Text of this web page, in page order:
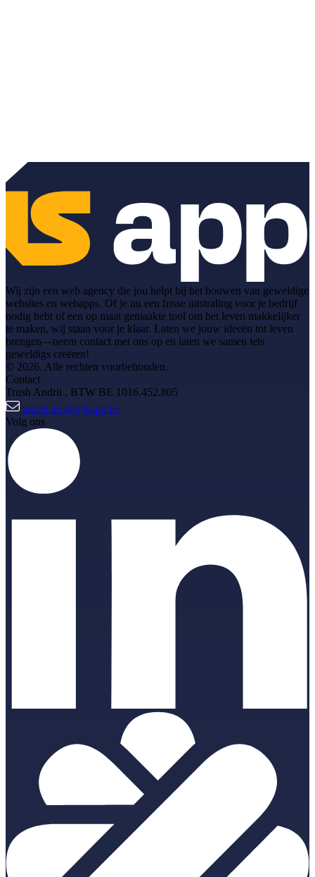
Wij zijn een web agency die jou helpt bij het bouwen van geweldige
websites en webapps. Of je nu een frisse uitstraling voor je bedrijf
nodig hebt of een op maat gemaakte tool om het leven makkelijker
te maken, wij staan voor je klaar. Laten we jouw ideeën tot leven
brengen—neem contact met ons op en laten we samen iets
geweldigs creëren!
© 2026. Alle rechten voorbehouden.
Contact
Trush Andrii , BTW BE 1016.452.805
andrii.trush@isapp.be
Volg ons